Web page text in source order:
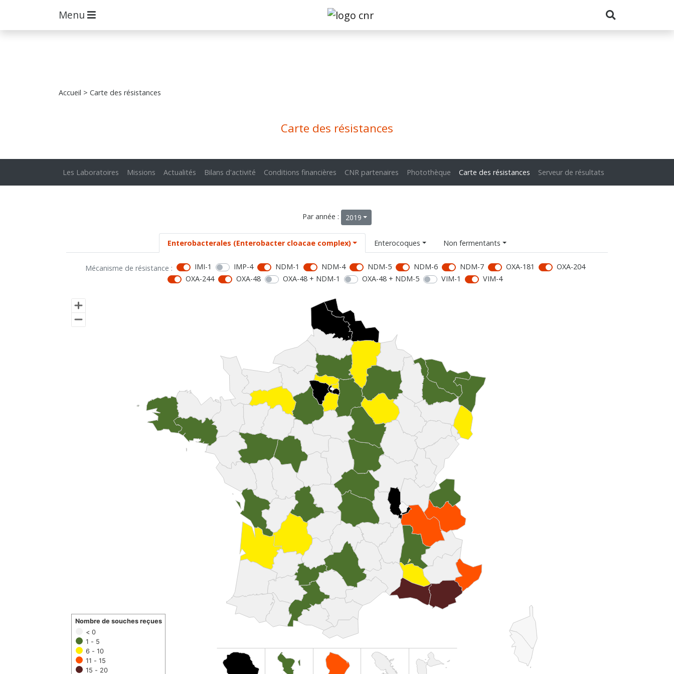
Menu
Accueil > Carte des résistances
Carte des résistances
Les Laboratoires Missions Actualités Bilans d'activité Conditions financières CNR partenaires Photothèque Carte des résistances Serveur de résultats
Par année : 2019
Enterobacterales (Enterobacter cloacae complex) Enterocoques Non fermentants
Mécanisme de résistance : IMI-1 IMP-4 NDM-1 NDM-4 NDM-5 NDM-6 NDM-7 OXA-181
OXA-204
OXA-244
OXA-48 OXA-48 + NDM-1 OXA-48 + NDM-5 VIM-1 VIM-4
< 0
1 - 5
6 - 10
11 - 15
15 - 20
Nombre de souches reçues